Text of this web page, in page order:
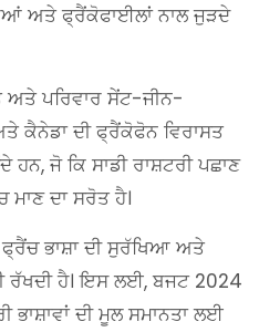
ਅਤੇ ਫ੍ਰੈਂਕੋਫਾਈਲਾਂ ਨਾਲ ਜੁੜਦੇ
ਅਤੇ ਪਰਿਵਾਰ ਸੇਂਟ-ਜੀਨ-
ਕੈਨੇਡਾ ਦੀ ਫ੍ਰੈਂਕੋਫੋਨ ਵਿਰਾਸਤ
ਜੋ ਕਿ ਸਾਡੀ ਰਾਸ਼ਟਰੀ ਪਛਾਣ
ਦਾ ਸਰੋਤ ਹੈ।
ਫ੍ਰੈਂਚ ਭਾਸ਼ਾ ਦੀ ਸੁਰੱਖਿਆ ਅਤੇ
ਹੈ। ਇਸ ਲਈ, ਬਜਟ 2024
ਭਾਸ਼ਾਵਾਂ ਦੀ ਮੂਲ ਸਮਾਨਤਾ ਲਈ